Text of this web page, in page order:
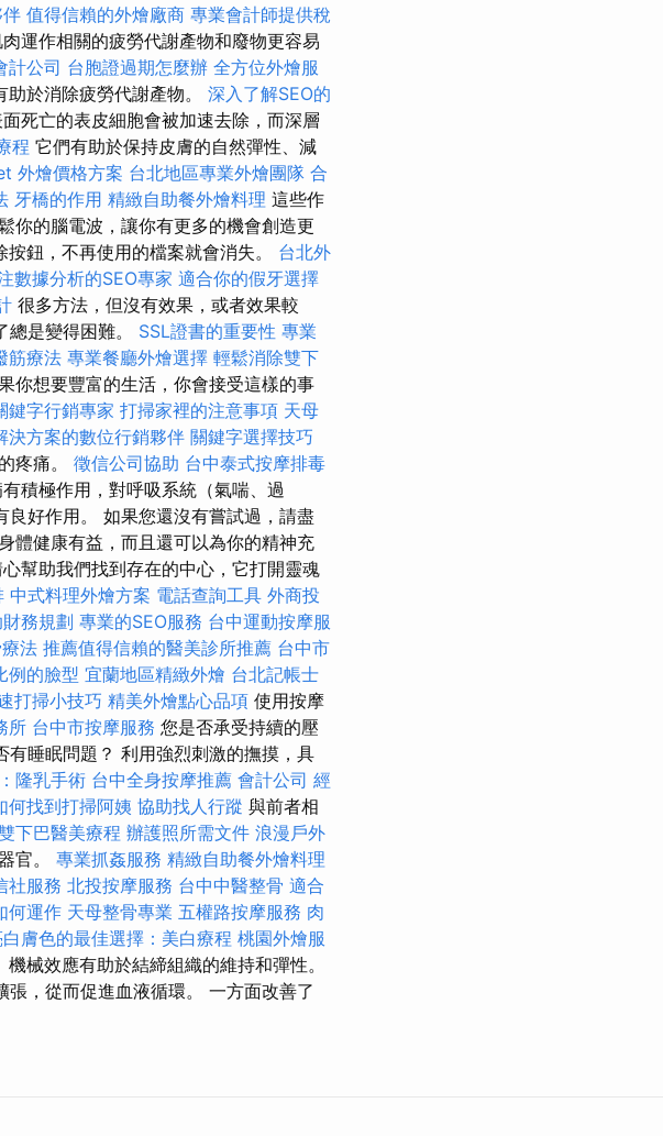
值得信賴的外燴廠商 專業會計師提供稅
運作相關的疲勞代謝產物和廢物更容易
計公司 台胞證過期怎麼辦 全方位外燴服
於消除疲勞代謝產物。 深入了解SEO的
死亡的表皮細胞會被加速去除，而深層
程 它們有助於保持皮膚的自然彈性、減
外燴價格方案 台北地區專業外燴團隊 合
牙橋的作用 精緻自助餐外燴料理 這些作
你的腦電波，讓你有更多的機會創造更
鈕，不再使用的檔案就會消失。 台北外
數據分析的SEO專家 適合你的假牙選擇
很多方法，但沒有效果，或者效果較
是變得困難。 SSL證書的重要性 專業
筋療法 專業餐廳外燴選擇 輕鬆消除雙下
你想要豐富的生活，你會接受這樣的事
鍵字行銷專家 打掃家裡的注意事項 天母
決方案的數位行銷夥伴 關鍵字選擇技巧
疼痛。 徵信公司協助 台中泰式按摩排毒
積極作用，對呼吸系統（氣喘、過
好作用。 如果您還沒有嘗試過，請盡
體健康有益，而且還可以為你的精神充
幫助我們找到存在的中心，它打開靈魂
中式料理外燴方案 電話查詢工具 外商投
務規劃 專業的SEO服務 台中運動按摩服
法 推薦值得信賴的醫美診所推薦 台中市
例的臉型 宜蘭地區精緻外燴 台北記帳士
打掃小技巧 精美外燴點心品項 使用按摩
所 台中市按摩服務 您是否承受持續的壓
睡眠問題？ 利用強烈刺激的撫摸，具
隆乳手術 台中全身按摩推薦 會計公司 經
何找到打掃阿姨 協助找人行蹤 與前者相
下巴醫美療程 辦護照所需文件 浪漫戶外
官。 專業抓姦服務 精緻自助餐外燴料理
社服務 北投按摩服務 台中中醫整骨 適合
何運作 天母整骨專業 五權路按摩服務 肉
膚色的最佳選擇：美白療程 桃園外燴服
械效應有助於結締組織的維持和彈性。
，從而促進血液循環。 一方面改善了